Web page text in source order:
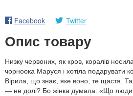
Facebook Twitter
Опис товару
Низку червоних, як кров, коралів
чорноока Маруся і хотіла подарувати
Вірила, що знає, яке воно, те щастя. Та
— не долі? Бо жінка думала: «Що люди